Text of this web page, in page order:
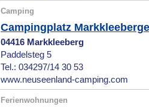
Camping
Campingplatz
04416 Markkleeberg
Paddelsteg 5
Tel.: 034297/14 30 53
www.neuseenland-camping.com
Ferienwohnungen